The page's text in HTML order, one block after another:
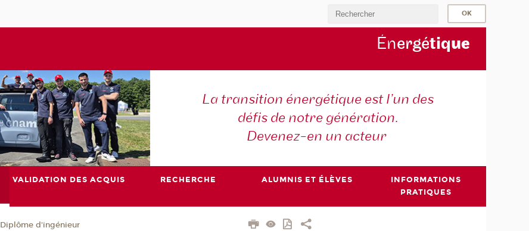
Énergétique
La transition énergétique est l’un des
défis de notre génération.
Devenez-en un acteur
VALIDATION DES ACQUIS RECHERCHE ALUMNIS ET ÉLÈVES
INFORMATIONS
PRATIQUES
Diplôme d'ingénieur